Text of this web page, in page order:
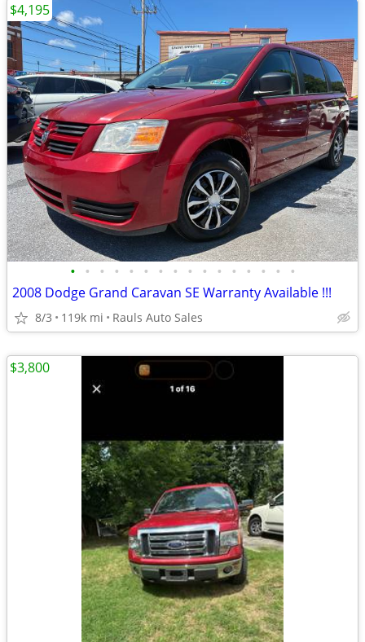
• • • • • • • • • • • • • • • •
2008 Dodge Grand Caravan SE Warranty Available !!!
8/3 119k mi Rauls Auto Sales
$4,195
$3,800